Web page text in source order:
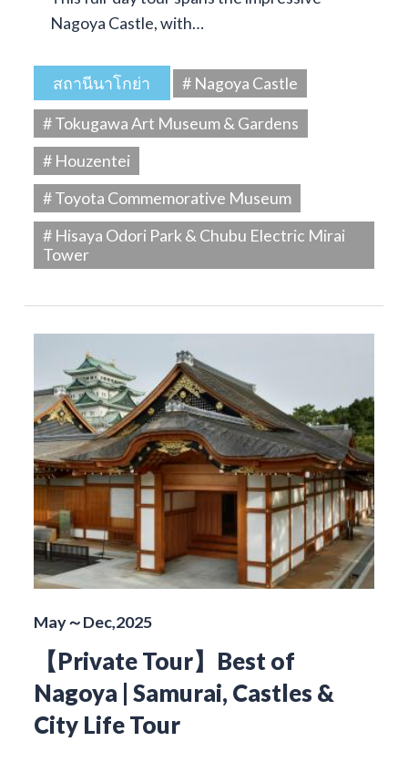
Nagoya Castle, with…
สถานีนาโกย่า
# Nagoya Castle
# Tokugawa Art Museum & Gardens
# Houzentei
# Toyota Commemorative Museum
# Hisaya Odori Park & Chubu Electric Mirai
Tower
May～Dec,2025
【Private Tour】Best of
Nagoya | Samurai, Castles &
City Life Tour